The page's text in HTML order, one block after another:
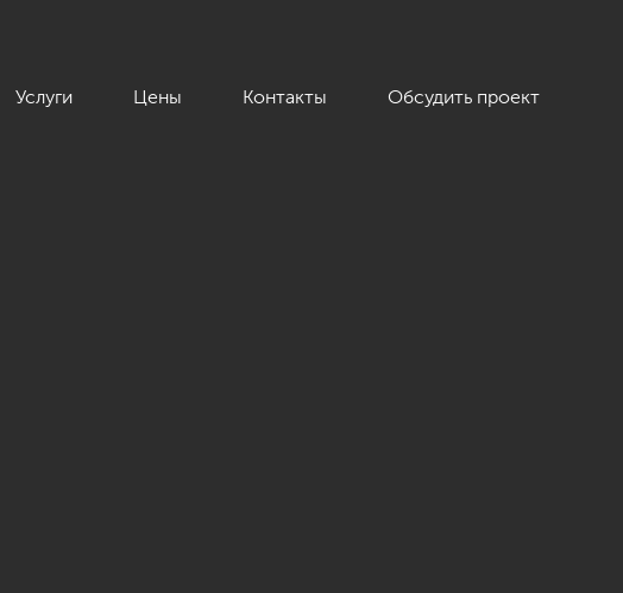
Услуги Цены Контакты Обсудить проект